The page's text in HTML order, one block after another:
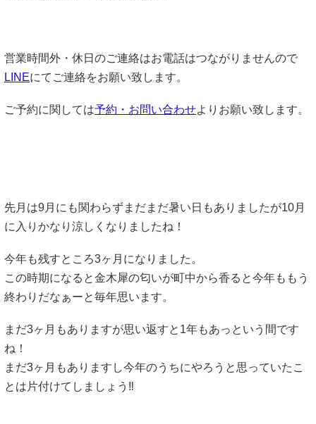
営業時間外・休日のご連絡はお電話はつながりませんので
LINEにてご連絡をお願い致します。
ご予約に関しては予約・お問い合わせよりお願い致します。
先月は9月にも関わらずまだまだ暑い日もありましたが10月
に入りかなり涼しくなりましたね！
今年も残すところ3ヶ月になりました。
この時期になると金木犀の匂いが町中から香ると今年ももう
終わりだなぁーと毎年思います。
まだ3ヶ月もありますが思い返すと1年もあっという間です
ね！
まだ3ヶ月もありますし今年のうちにやろうと思っていたこ
とは片付けてしましょう‼︎